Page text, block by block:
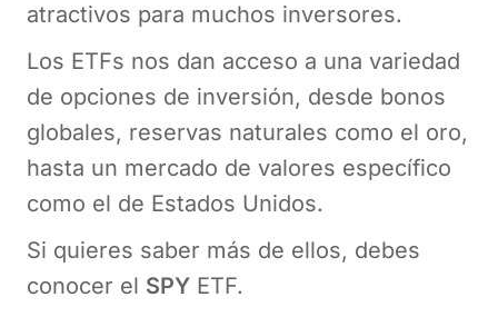
atractivos para muchos inversores.
Los ETFs nos dan acceso a una variedad
de opciones de inversión, desde bonos
globales, reservas naturales como el oro,
hasta un mercado de valores específico
como el de Estados Unidos.
Si quieres saber más de ellos, debes
conocer el SPY ETF.